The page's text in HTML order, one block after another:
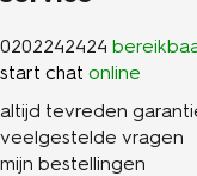
0202242424
start chat online
altijd tevreden
veelgestelde vragen
mijn bestellingen